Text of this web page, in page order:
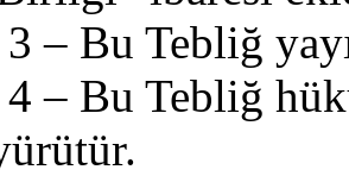
– Bu Tebliğ
– Bu Tebliğ